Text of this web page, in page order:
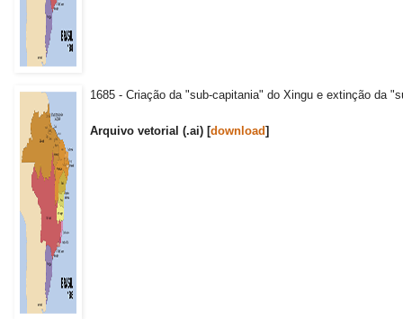
1685 - Criação da "sub-capitania" do Xingu e extinção da
Arquivo vetorial (.ai) [download]